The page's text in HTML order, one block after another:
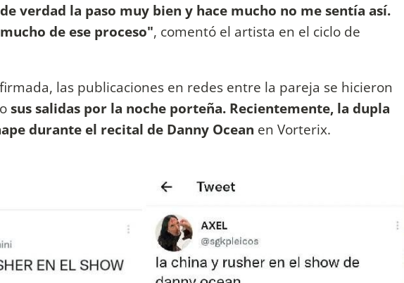
verdad la paso muy bien y hace mucho no me sentía así.
de ese proceso", comentó el artista en el ciclo de
las publicaciones en redes entre la pareja se hicieron
sus salidas por la noche porteña. Recientemente, la dupla
durante el recital de Danny Ocean en Vorterix.